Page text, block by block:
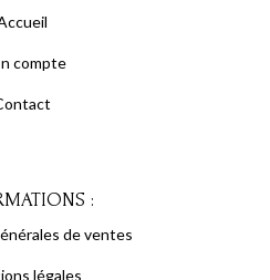
compte
:
de ventes
légales